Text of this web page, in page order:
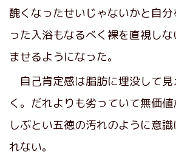
醜くなったせいじゃないかと自
った入浴もなるべく裸を直視し
ませるようになった。
自己肯定感は脂肪に埋没して見
く。だれよりも劣っていて無価値
しぶとい五徳の汚れのように意
れない。